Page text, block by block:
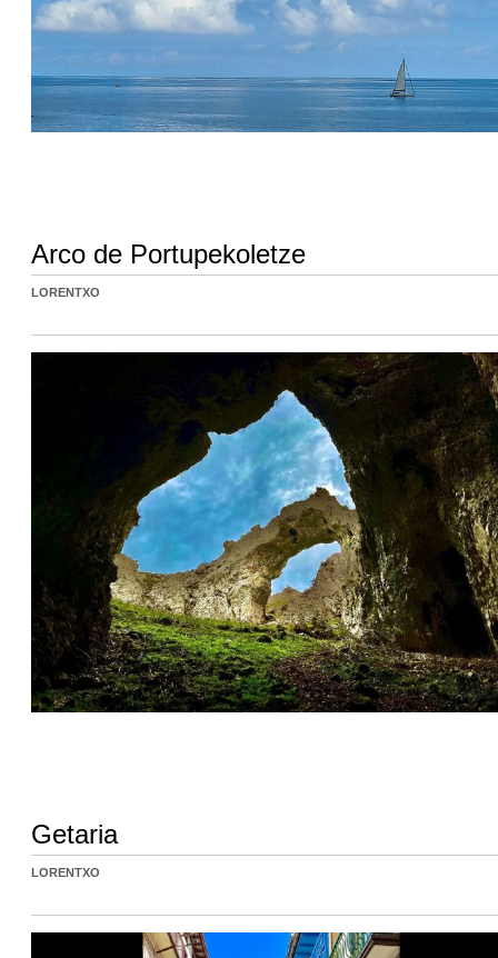
Arco de Portupekoletze
LORENTXO
Getaria
LORENTXO